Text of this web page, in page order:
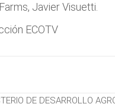
Javier Visuetti.
ECOTV
DE DESARROLLO